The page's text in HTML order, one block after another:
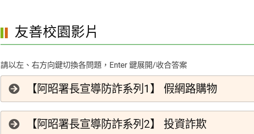
友善校園影片
請以左、右方向鍵切換各問題，Enter 鍵展開/收合答案
【阿昭署長宣導防詐系列1】 假網路購物
【阿昭署長宣導防詐系列2】 投資詐欺